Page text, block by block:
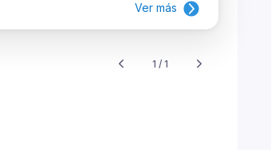
Ver más
1 / 1